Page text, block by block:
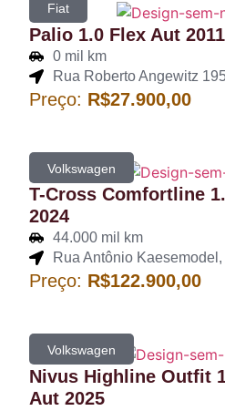
Fiat
Palio 1.0 Flex Aut 2011
0 mil km
Rua Roberto Angewitz
Preço: R$27.900,00
Volkswagen
T-Cross Comfortline
2024
44.000 mil km
Rua Antônio
Preço: R$122.900,00
Volkswagen
Nivus Highline Outfit
Aut 2025